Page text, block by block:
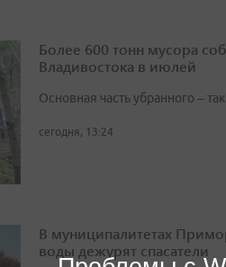
Более 600 тонн мусора
Владивостока в июлей
Основная часть убранного –
сегодня, 13:24
В муниципалитетах
воды дежурят спасатели